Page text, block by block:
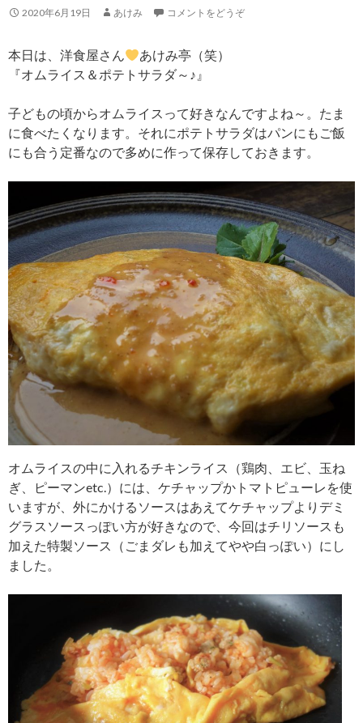
2020年6月19日 あけみ コメントをどうぞ
本日は、洋食屋さん
あけみ亭（笑）
『オムライス＆ポテトサラダ～♪』
子どもの頃からオムライスって好きなんですよね～。たま
に食べたくなります。それにポテトサラダはパンにもご飯
にも合う定番なので多めに作って保存しておきます。
オムライスの中に入れるチキンライス（鶏肉、エビ、玉ね
ぎ、ピーマンetc.）には、ケチャップかトマトピューレを使
いますが、外にかけるソースはあえてケチャップよりデミ
グラスソースっぽい方が好きなので、今回はチリソースも
加えた特製ソース（ごまダレも加えてやや白っぽい）にし
ました。